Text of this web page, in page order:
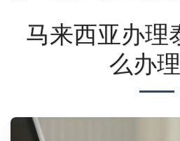
马来西亚办理
么办